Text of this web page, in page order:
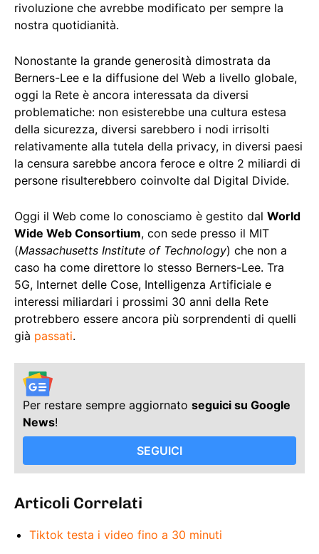
rivoluzione che avrebbe modificato per sempre la
nostra quotidianità.
Nonostante la grande generosità dimostrata da
Berners-Lee e la diffusione del Web a livello globale,
oggi la Rete è ancora interessata da diversi
problematiche: non esisterebbe una cultura estesa
della sicurezza, diversi sarebbero i nodi irrisolti
relativamente alla tutela della privacy, in diversi paesi
la censura sarebbe ancora feroce e oltre 2 miliardi di
persone risulterebbero coinvolte dal Digital Divide.
Oggi il Web come lo conosciamo è gestito dal World
Wide Web Consortium, con sede presso il MIT
(Massachusetts Institute of Technology) che non a
caso ha come direttore lo stesso Berners-Lee. Tra
5G, Internet delle Cose, Intelligenza Artificiale e
interessi miliardari i prossimi 30 anni della Rete
protrebbero essere ancora più sorprendenti di quelli
già passati.
Per restare sempre aggiornato seguici su Google
News!
SEGUICI
Articoli Correlati
Tiktok testa i video fino a 30 minuti